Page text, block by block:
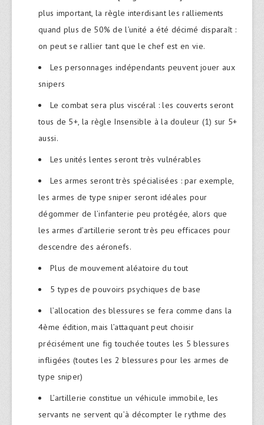
plus important, la règle interdisant les ralliements
quand plus de 50% de l’unité a été décimé disparaît :
on peut se rallier tant que le chef est en vie.
Les personnages indépendants peuvent jouer aux
snipers
Le combat sera plus viscéral : les couverts seront
tous de 5+, la règle Insensible à la douleur (1) sur 5+
aussi.
Les unités lentes seront très vulnérables
Les armes seront très spécialisées : par exemple,
les armes de type sniper seront idéales pour
dégommer de l’infanterie peu protégée, alors que
les armes d’artillerie seront très peu efficaces pour
descendre des aéronefs.
Plus de mouvement aléatoire du tout
5 types de pouvoirs psychiques de base
l’allocation des blessures se fera comme dans la
4ème édition, mais l’attaquant peut choisir
précisément une fig touchée toutes les 5 blessures
infligées (toutes les 2 blessures pour les armes de
type sniper)
L’artillerie constitue un véhicule immobile, les
servants ne servent qu’à décompter le rythme des